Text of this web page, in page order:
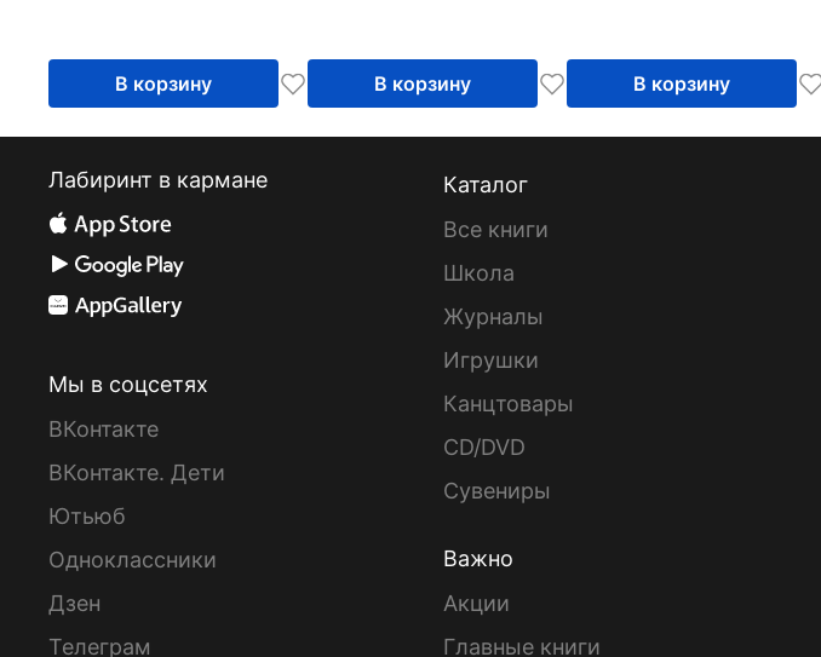
В корзину В корзину В корзину
Лабиринт в кармане
Мы в соцсетях
ВКонтакте
ВКонтакте. Дети
Ютьюб
Одноклассники
Дзен
Телеграм
Каталог
Все книги
Школа
Журналы
Игрушки
Канцтовары
CD/DVD
Сувениры
Важно
Акции
Главные книги